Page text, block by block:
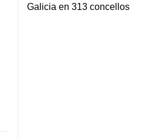
Galicia en 313 concellos